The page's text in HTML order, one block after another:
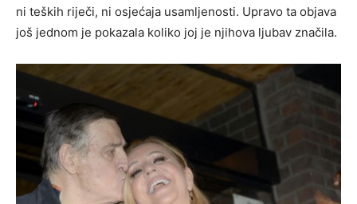
ni teških riječi, ni osjećaja usamljenosti. Upravo ta objava
još jednom je pokazala koliko joj je njihova ljubav značila.